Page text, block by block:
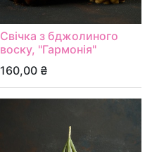
Свічка з бджолиного
воску, "Гармонія"
160,00₴